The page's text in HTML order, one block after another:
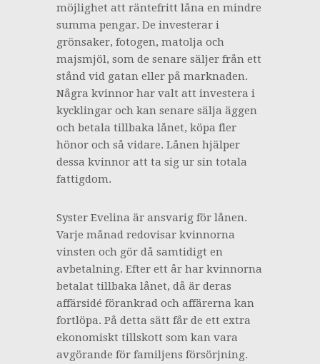
möjlighet att räntefritt låna en mindre
summa pengar. De investerar i
grönsaker, fotogen, matolja och
majsmjöl, som de senare säljer från ett
stånd vid gatan eller på marknaden.
Några kvinnor har valt att investera i
kycklingar och kan senare sälja äggen
och betala tillbaka lånet, köpa fler
hönor och så vidare. Lånen hjälper
dessa kvinnor att ta sig ur sin totala
fattigdom.
Syster Evelina är ansvarig för lånen.
Varje månad redovisar kvinnorna
vinsten och gör då samtidigt en
avbetalning. Efter ett år har kvinnorna
betalat tillbaka lånet, då är deras
affärsidé förankrad och affärerna kan
fortlöpa. På detta sätt får de ett extra
ekonomiskt tillskott som kan vara
avgörande för familjens försörjning.